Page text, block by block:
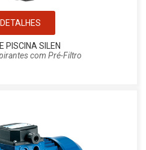
PISCINA SILEN
com Pré-Filtro